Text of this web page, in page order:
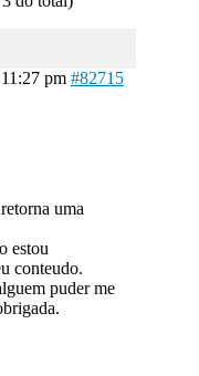
pm #82715
uma
estou
conteudo.
puder me